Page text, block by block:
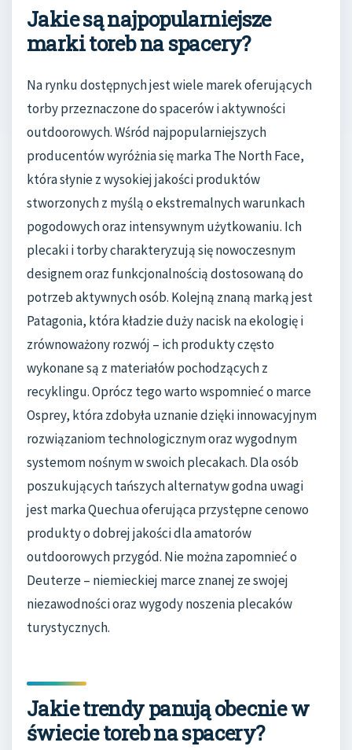
Jakie są najpopularniejsze
marki toreb na spacery?
Na rynku dostępnych jest wiele marek oferujących
torby przeznaczone do spacerów i aktywności
outdoorowych. Wśród najpopularniejszych
producentów wyróżnia się marka The North Face,
która słynie z wysokiej jakości produktów
stworzonych z myślą o ekstremalnych warunkach
pogodowych oraz intensywnym użytkowaniu. Ich
plecaki i torby charakteryzują się nowoczesnym
designem oraz funkcjonalnością dostosowaną do
potrzeb aktywnych osób. Kolejną znaną marką jest
Patagonia, która kładzie duży nacisk na ekologię i
zrównoważony rozwój – ich produkty często
wykonane są z materiałów pochodzących z
recyklingu. Oprócz tego warto wspomnieć o marce
Osprey, która zdobyła uznanie dzięki innowacyjnym
rozwiązaniom technologicznym oraz wygodnym
systemom nośnym w swoich plecakach. Dla osób
poszukujących tańszych alternatyw godna uwagi
jest marka Quechua oferująca przystępne cenowo
produkty o dobrej jakości dla amatorów
outdoorowych przygód. Nie można zapomnieć o
Deuterze – niemieckiej marce znanej ze swojej
niezawodności oraz wygody noszenia plecaków
turystycznych.
Jakie trendy panują obecnie w
świecie toreb na spacery?